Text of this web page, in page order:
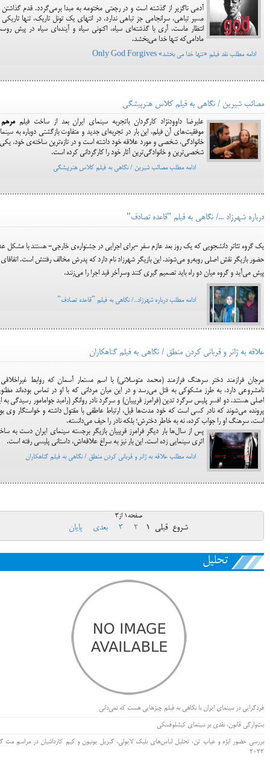
آدمی ناگزیر از گذشته است و در رجعتی مختومه به مبدا برمی‌گردد. قدم گذاشتن
مسیر تباهی، سرانجامی جز تباهی ندارد. در انتهای یک تونل تاریک، تنها تاریکی
انتظار ماست. آری با گذشته‌ای سیاه، اکنونی سیاه و آینده‌ای سیاه در پیش
مادامی‌که تنها خدا می‌بخشد.
ادامه مطلب نقد فیلم «تنها خدا می بخشد» Only God Forgives
مصائب شیرین / نگاهی به فیلم کلاس هنرپیشگی
علیرضا داوودنژاد کارگردان باتجربه سینمای ایران بعد از ساخت فیلممرهم
موفقیت‌های آن فیلم، این بار در تجربه‌ای جدید و متفاوت بازگشتی دوباره به
خانوادگی، شخصی و مورد علاقه خود داشته است و در تازه‌ترین ساخته‌ی خود، یکی
شخصی‌ترین و خانوادگی‌ترین آثار خود را کارگردانی کرده است.
ادامه مطلب مصائب شیرین / نگاهی به فیلم کلاس هنرپیشگی
درباره شهرزاد .../ نگاهی به فیلم "قاعده تصادف"
یک گروه تئاتر دانشجویی که یک روز بعد عازم سفر -برای اجرایی در جشنواره‌ی خارجی- هستند با مشکل
حضور بازیگر نقش اصلی روبه‌رو می‌شوند. این بازیگر شهرزاد نام دارد که پدرش مخالف رفتنش است. اتفاقای
پیش می‌آید و گروه میان دو راه باید تصمیم گیری کنند وسرآخر قید اجرا را می‌زنند.
ادامه مطلب درباره شهرزاد.../ نگاهی به فیلم "قاعده تصادف"
علاقه به ژانر و قربانی کردن منطق / نگاهی به فیلم گناهکاران
مرجان فرازمند دختر سرهنگ فرازمند (محمد متوسلانی) با اسم مستعار آسمان که روابط
نامشروعی دارد، به طرز مشکوکی به قتل می‌رسد و در این میان مردانی که با او در تماس بوده‌اند
اصلی هستند. دو افسر پلیس سرگرد تدین (فرامرز قریبیان) و سرگرد نادر روانگر (رامبد جوامامور رسیدگی به
پرونده می‌شوند که نادر کسی است که خود مدت‌ها قبل، ارتباط عاطفی با مقتول داشته و خواستگار وی
است. سرهنگ او را جواب کرده، نه به خاطر دخترش؛ بلکه نادر را حیف می‌دانسته.
پس از سال‌ها بار دیگر فرامرز قریبیان بازیگر برجسته سینمای ایران دست به
اثری سینمایی زده است. این بار نیز به سراغ علاقه‌اش، داستانی پلیسی رفته است.
ادامه مطلب علاقه به ژانر و قربانی کردن منطق / نگاهی به فیلم گناهکاران
صفحه1 از3
شروع قبلی 1
2
3 بعدی پایان
تحلیل
فردگرایی در سینمای ایران با نگاهی به فیلم چیزهایی هست که نمی‌دانی
بت‌وارگی قانون، نقدی بر سینمای کیشلوفسکی
بررسی حضور ابژه و غیاب تن، تحلیل لباس‌های بلیک لایولی، گبریل یونیون و کیم کارداشیان در مراسم مت
۲۰۲۲